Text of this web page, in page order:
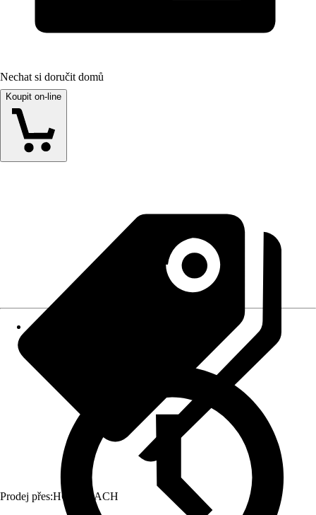
Nechat si doručit domů
Koupit on-line
Prodej přes:HORNBACH